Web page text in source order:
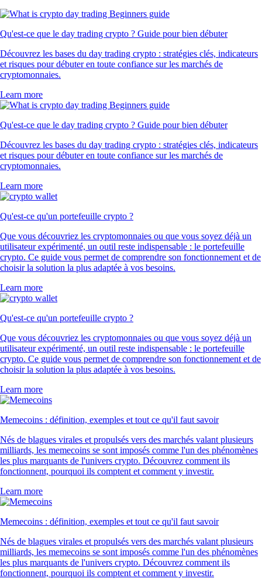
Qu'est-ce que le day trading crypto ? Guide pour bien débuter
Découvrez les bases du day trading crypto : stratégies clés, indicateurs
et risques pour débuter en toute confiance sur les marchés de
cryptomonnaies.
Learn more
Qu'est-ce que le day trading crypto ? Guide pour bien débuter
Découvrez les bases du day trading crypto : stratégies clés, indicateurs
et risques pour débuter en toute confiance sur les marchés de
cryptomonnaies.
Learn more
Qu'est-ce qu'un portefeuille crypto ?
Que vous découvriez les cryptomonnaies ou que vous soyez déjà un
utilisateur expérimenté, un outil reste indispensable : le portefeuille
crypto. Ce guide vous permet de comprendre son fonctionnement et de
choisir la solution la plus adaptée à vos besoins.
Learn more
Qu'est-ce qu'un portefeuille crypto ?
Que vous découvriez les cryptomonnaies ou que vous soyez déjà un
utilisateur expérimenté, un outil reste indispensable : le portefeuille
crypto. Ce guide vous permet de comprendre son fonctionnement et de
choisir la solution la plus adaptée à vos besoins.
Learn more
Memecoins : définition, exemples et tout ce qu'il faut savoir
Nés de blagues virales et propulsés vers des marchés valant plusieurs
milliards, les memecoins se sont imposés comme l'un des phénomènes
les plus marquants de l'univers crypto. Découvrez comment ils
fonctionnent, pourquoi ils comptent et comment y investir.
Learn more
Memecoins : définition, exemples et tout ce qu'il faut savoir
Nés de blagues virales et propulsés vers des marchés valant plusieurs
milliards, les memecoins se sont imposés comme l'un des phénomènes
les plus marquants de l'univers crypto. Découvrez comment ils
fonctionnent, pourquoi ils comptent et comment y investir.